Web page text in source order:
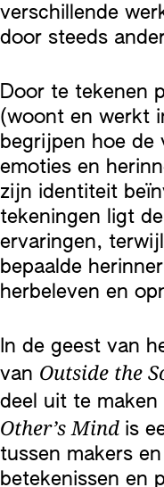
verschillende
door steeds
Door te tekenen
(woont en werkt
begrijpen hoe de
emoties en
zijn identiteit
tekeningen ligt
ervaringen,
bepaalde
herbeleven en
In de geest van
van Outside the
deel uit te maken
Other’s Mind is
tussen makers
betekenissen en